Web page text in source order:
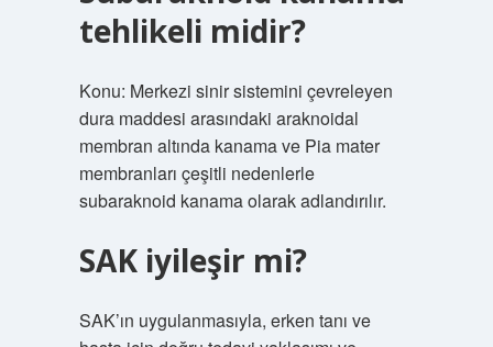
tehlikeli midir?
Konu: Merkezi sinir sistemini çevreleyen
dura maddesi arasındaki araknoidal
membran altında kanama ve Pia mater
membranları çeşitli nedenlerle
subaraknoid kanama olarak adlandırılır.
SAK iyileşir mi?
SAK’ın uygulanmasıyla, erken tanı ve